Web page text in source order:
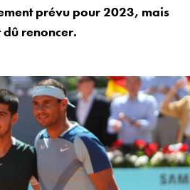
prévu pour 2023, mais
renoncer.